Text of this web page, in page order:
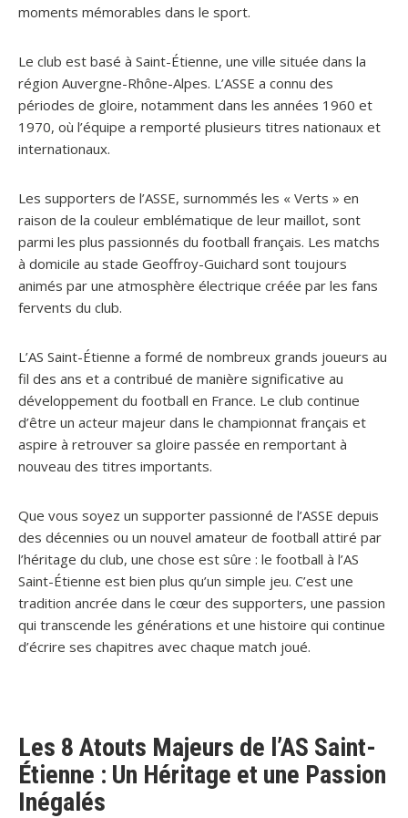
moments mémorables dans le sport.
Le club est basé à Saint-Étienne, une ville située dans la
région Auvergne-Rhône-Alpes. L’ASSE a connu des
périodes de gloire, notamment dans les années 1960 et
1970, où l’équipe a remporté plusieurs titres nationaux et
internationaux.
Les supporters de l’ASSE, surnommés les « Verts » en
raison de la couleur emblématique de leur maillot, sont
parmi les plus passionnés du football français. Les matchs
à domicile au stade Geoffroy-Guichard sont toujours
animés par une atmosphère électrique créée par les fans
fervents du club.
L’AS Saint-Étienne a formé de nombreux grands joueurs au
fil des ans et a contribué de manière significative au
développement du football en France. Le club continue
d’être un acteur majeur dans le championnat français et
aspire à retrouver sa gloire passée en remportant à
nouveau des titres importants.
Que vous soyez un supporter passionné de l’ASSE depuis
des décennies ou un nouvel amateur de football attiré par
l’héritage du club, une chose est sûre : le football à l’AS
Saint-Étienne est bien plus qu’un simple jeu. C’est une
tradition ancrée dans le cœur des supporters, une passion
qui transcende les générations et une histoire qui continue
d’écrire ses chapitres avec chaque match joué.
Les 8 Atouts Majeurs de l’AS Saint-
Étienne : Un Héritage et une Passion
Inégalés